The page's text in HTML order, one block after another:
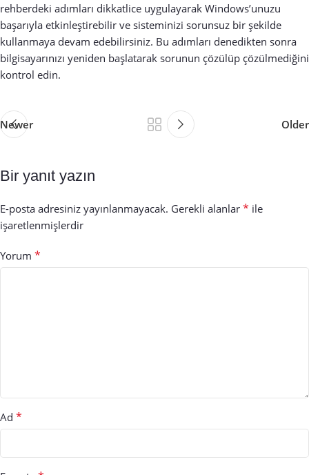
rehberdeki adımları dikkatlice uygulayarak Windows’unuzu
başarıyla etkinleştirebilir ve sisteminizi sorunsuz bir şekilde
kullanmaya devam edebilirsiniz. Bu adımları denedikten sonra
bilgisayarınızı yeniden başlatarak sorunun çözülüp çözülmediğini
kontrol edin.
Newer Older
Bir yanıt yazın
E-posta adresiniz yayınlanmayacak. Gerekli alanlar * ile
işaretlenmişlerdir
Yorum *
Ad *